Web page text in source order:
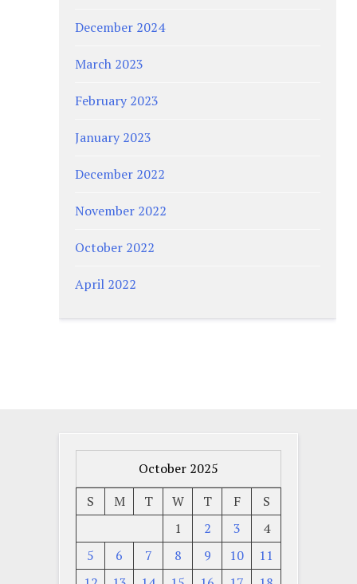
December 2024
March 2023
February 2023
January 2023
December 2022
November 2022
October 2022
April 2022
October 2025
S
M T W T F
S
1
2 3
4
5
6 7 8 9 10
11